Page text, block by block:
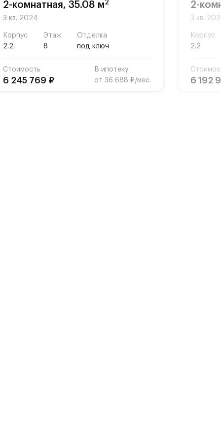
2-комнатная, 35.08 м2
3 кв. 2024
Корпус
2.2
Этаж
8
Отделка
под ключ
Стоимость
6 245 769 ₽
В ипотеку
от 36 688 ₽/мес.
2-
3 кв.
Корпус
2.2
6 192